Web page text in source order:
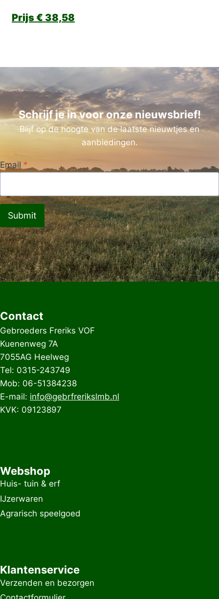
€ 38,58
Schrijf je in voor onze nieuwsbrief!
Blijf op de hoogte van de laatste nieuwtjes en
aanbiedingen.
Email *
Submit
Contact
Gebroeders Freriks VOF
Kuenenweg 7A
7055AG Heelweg
Tel: 0315-243749
Mob: 06-51384238
E-mail: info@gebrfrerikslmb.nl
KVK: 09123897
Webshop
Huis- tuin & erf
IJzerwaren
Agrarisch speelgoed
Klantenservice
Verzenden en bezorgen